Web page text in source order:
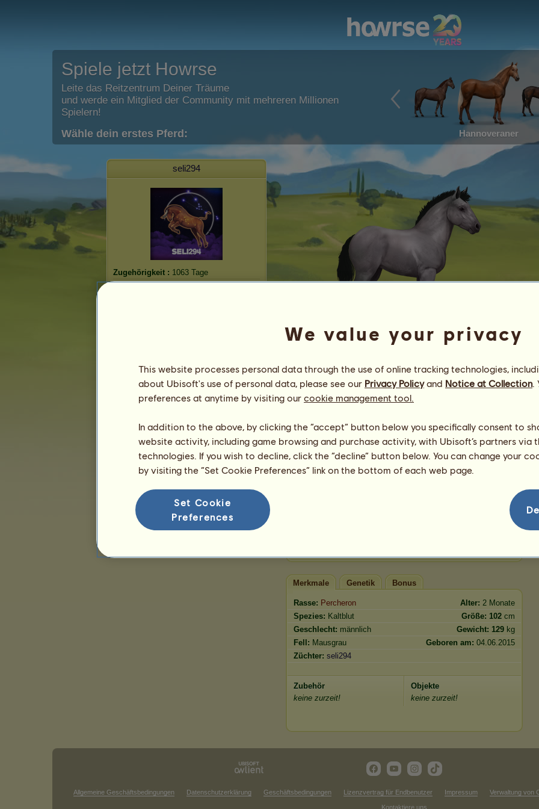
Spiele jetzt Howrse
Leite das Reitzentrum Deiner Träume
und werde ein Mitglied der Community mit mehreren Millionen
Spielern!
Wähle dein erstes Pferd: Hannoveraner
seli294
Zugehörigkeit : 1063 Tage
Die Gesamtrangliste
Die Platzierung für die Rasse
Die höchsten Auszeichnungen
Percheron
♫ᴰᴵᴱᴺᴼᴿᴹᴬᴸᴱᴺ♫
08:00
Gesundheit
98%
Moral
62%
Fähigkeiten Insgesamt:
0.00
0.00
0.00
Merkmale Genetik Bonus
Rasse: Percheron Alter: 2 Monate
Spezies: Kaltblut Größe: 102 cm
Geschlecht: männlich Gewicht: 129 kg
Fell: Mausgrau Geboren am: 04.06.2015
Züchter: seli294
Zubehör
keine zurzeit!
Objekte
keine zurzeit!
Allgemeine Geschäftsbedingungen Datenschutzerklärung Geschäftsbedingungen Lizenzvertrag für Endbenutzer Impressum Verwaltung von
Kontaktiere uns
We value your privacy
This website processes personal data through the use of online tracking technologies,
about Ubisoft's use of personal data, please see our Privacy Policyand Notice at Collection.
preferences at anytime by visiting our cookie management tool.
In addition to the above, by clicking the “accept” button below you specifically consent to
website activity, including game browsing and purchase activity, with Ubisoft’s partners via
technologies. If you wish to decline, click the “decline” button below. You can change your
by visiting the “Set Cookie Preferences” link on the bottom of each web page.
Set Cookie
Preferences